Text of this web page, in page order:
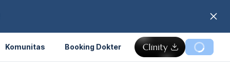
Komunitas Booking Dokter